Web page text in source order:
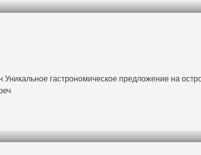
Уникальное гастрономическое предложение на